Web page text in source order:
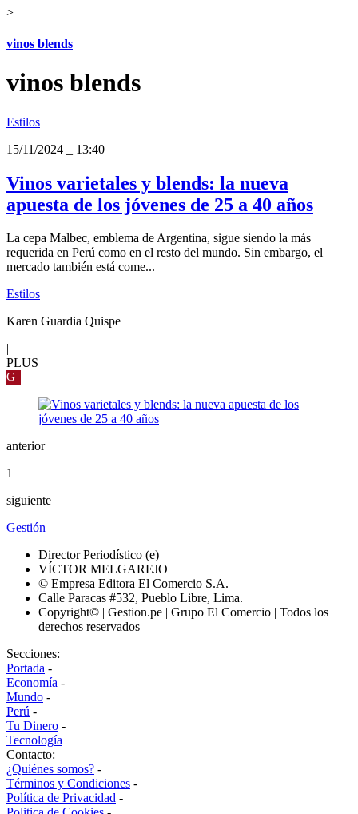
>
vinos blends
vinos blends
Estilos
15/11/2024
13:40
Vinos varietales y blends: la nueva
apuesta de los jóvenes de 25 a 40 años
La cepa Malbec, emblema de Argentina, sigue siendo la más
requerida en Perú como en el resto del mundo. Sin embargo, el
mercado también está come...
Estilos
Karen Guardia Quispe
PLUS
G
anterior
1
siguiente
Gestión
Director Periodístico (e)
VÍCTOR MELGAREJO
© Empresa Editora El Comercio S.A.
Calle Paracas #532, Pueblo Libre, Lima.
Copyright© | Gestion.pe | Grupo El Comercio | Todos los
derechos reservados
Secciones:
Portada -
Economía -
Mundo -
Perú -
Tu Dinero -
Tecnología
Contacto:
¿Quiénes somos? -
Términos y Condiciones -
Política de Privacidad -